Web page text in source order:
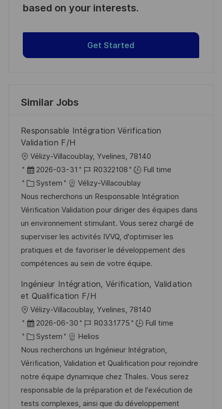
based on your interests.
Get Started
Similar Jobs
Responsable Intégration Vérification
Validation F/H
L
o
c
a
t
i
o
n
Vélizy-Villacoublay, Yvelines, 78140
P
o
s
t
e
d
D
a
e
2026-03-31
J
o
b
I
d
R0322108
Full time
C
a
t
e
g
o
r
System
Vélizy-Villacoublay
Nous recherchons un Responsable Intégration
Vérification Validation pour diriger des équipes dans
un environnement stimulant. Vous serez chargé de
superviser les activités IVVQ, d'optimiser les
pratiques et de favoriser le développement des
compétences au sein de votre équipe.
Ingénieur Intégration, Vérification, Validation
et Qualification F/H
L
o
c
a
t
i
o
n
Vélizy-Villacoublay, Yvelines, 78140
P
o
s
t
e
d
D
2026-06-30
J
o
b
I
d
R0331775
Full time
C
a
t
e
g
o
System
Helios
Nous recherchons un Ingénieur Intégration,
Vérification, Validation et Qualification pour rejoindre
notre équipe dynamique chez Thales. Vous serez
responsable de la préparation et de l'exécution de
tests complexes, ainsi que du développement